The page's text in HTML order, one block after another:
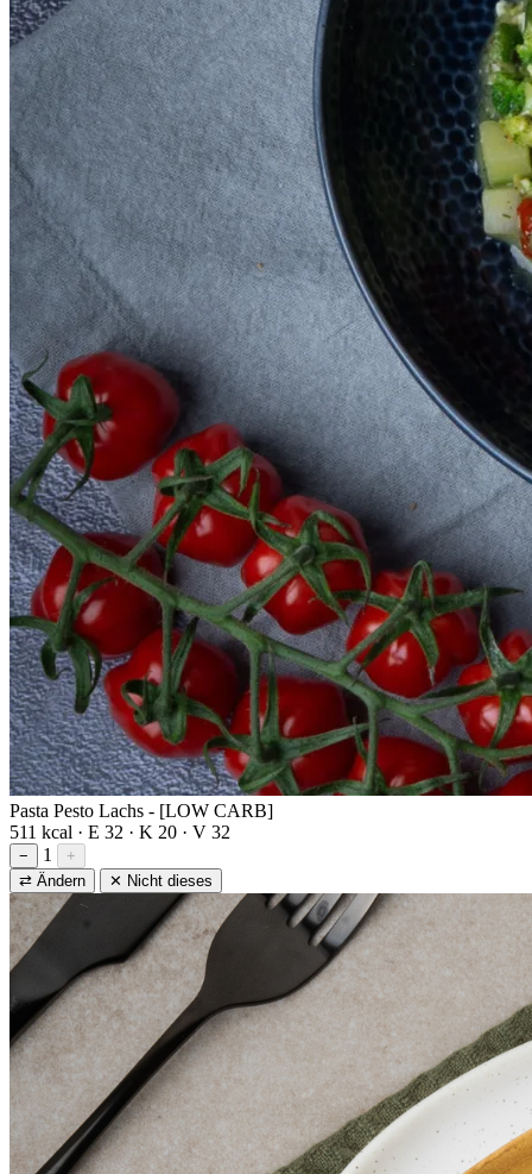
Pasta Pesto Lachs - [LOW CARB]
511 kcal · E 32 · K 20 · V 32
− 1
+
⇄ Ändern
✕ Nicht dieses